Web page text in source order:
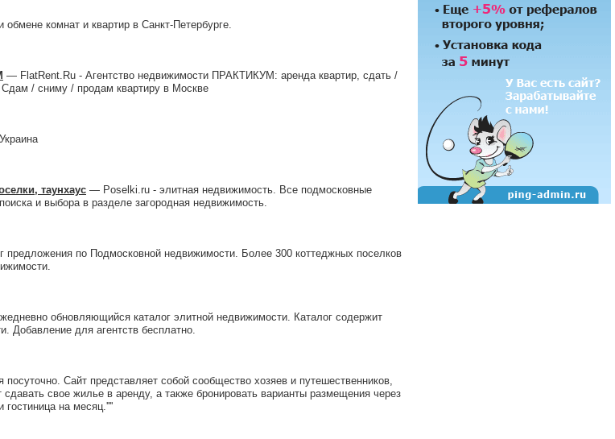
комнат и квартир в Санкт-Петербурге.
— FlatRent.Ru - Агентство недвижимости ПРАКТИКУМ: аренда квартир, сдать /
Сдам / сниму / продам квартиру в Москве
таунхаус — Poselki.ru - элитная недвижимость. Все подмосковные
и выбора в разделе загородная недвижимость.
предложения по Подмосковной недвижимости. Более 300 коттеджных поселков
обновляющийся каталог элитной недвижимости. Каталог содержит
Добавление для агентств бесплатно.
Сайт представляет собой сообщество хозяев и путешественников,
свое жилье в аренду, а также бронировать варианты размещения через
гостиница на месяц.''''